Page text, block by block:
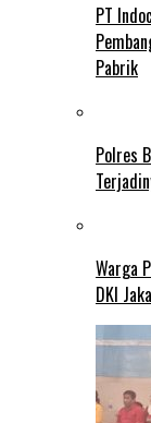
PT
Pabrik
Polres
Warga
DKI